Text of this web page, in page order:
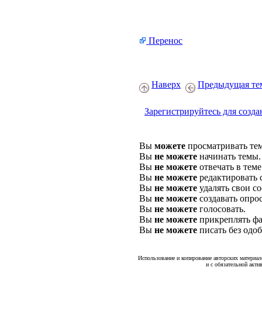
Перенос
Наверх Предыдущая
Зарегистрируйтесь для
Вы можете просматривать
Вы не можете начинать темы.
Вы не можете отвечать в
Вы не можете
Вы не можете удалять свои
Вы не можете создавать
Вы не можете голосовать.
Вы не можете прикреплять
Вы не можете писать без
Использование и копирование авторских
и с обязательной